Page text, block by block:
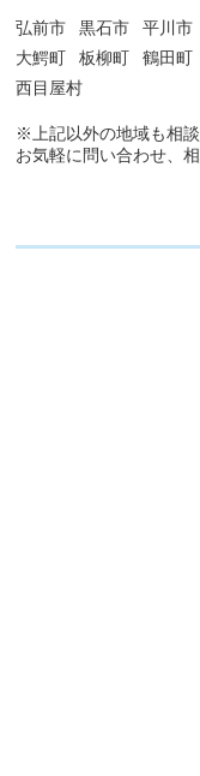
弘前市 黒石市 平川市
大鰐町
板柳町 鶴田町
西目屋村
※上記以外の地域も相談
お気軽に問い合わせ、相